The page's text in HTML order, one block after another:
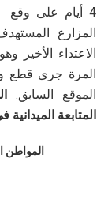
المزارع
الاعتداء
الموقع السابق.
المتابعة الميدانية
المواطن